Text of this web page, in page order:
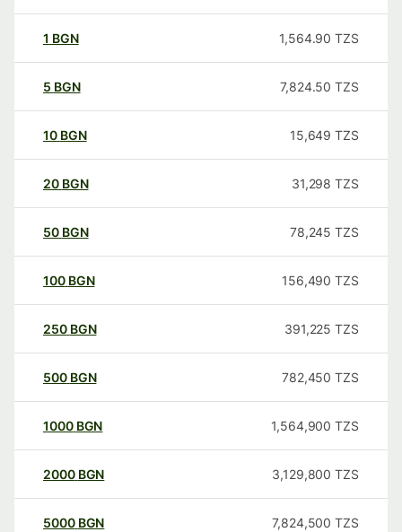
1 BGN 1,564.90 TZS
5 BGN 7,824.50 TZS
10 BGN 15,649 TZS
20 BGN 31,298 TZS
50 BGN 78,245 TZS
100 BGN 156,490 TZS
250 BGN 391,225 TZS
500 BGN 782,450 TZS
1000 BGN 1,564,900 TZS
2000 BGN 3,129,800 TZS
5000 BGN 7,824,500 TZS